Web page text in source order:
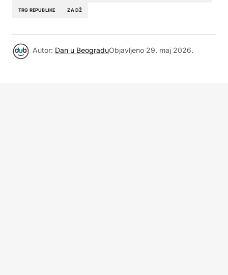
TRG REPUBLIKE ZA DŽ
Autor: Dan u BeograduObjavljeno 29. maj 2026.